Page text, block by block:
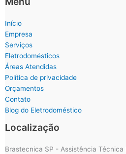
Início
Empresa
Serviços
Eletrodomésticos
Áreas Atendidas
Política de privacidade
Orçamentos
Contato
Blog do Eletrodoméstico
Localização
Brastecnica SP - Assistência Técnica